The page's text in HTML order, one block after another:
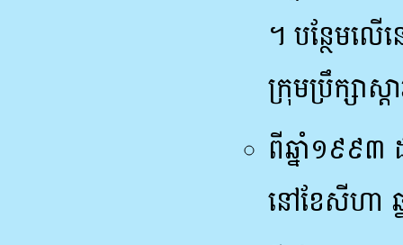
។ បន្ថែមលើ
ក្រុមប្រឹក្សា
ពីឆ្នាំ១៩៩៣
នៅខែសីហា